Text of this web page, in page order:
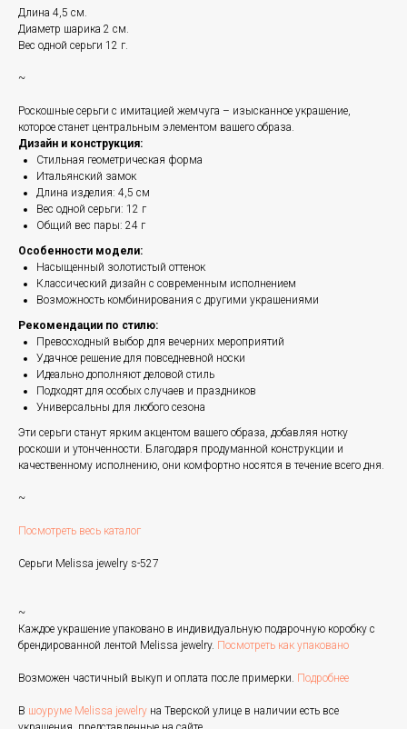
Длина 4,5 см.
Диаметр шарика 2 см.
Вес одной серьги 12 г.
~
Роскошные серьги с имитацией жемчуга – изысканное украшение,
которое станет центральным элементом вашего образа.
Дизайн и конструкция:
Стильная геометрическая форма
Итальянский замок
Длина изделия: 4,5 см
Вес одной серьги: 12 г
Общий вес пары: 24 г
Особенности модели:
Насыщенный золотистый оттенок
Классический дизайн с современным исполнением
Возможность комбинирования с другими украшениями
Рекомендации по стилю:
Превосходный выбор для вечерних мероприятий
Удачное решение для повседневной носки
Идеально дополняют деловой стиль
Подходят для особых случаев и праздников
Универсальны для любого сезона
Эти серьги станут ярким акцентом вашего образа, добавляя нотку
роскоши и утонченности. Благодаря продуманной конструкции и
качественному исполнению, они комфортно носятся в течение всего дня.
~
Посмотреть весь каталог
Серьги Melissa jewelry s-527
~
Каждое украшение упаковано в индивидуальную подарочную коробку с
брендированной лентой Melissa jewelry. Посмотреть как упаковано
Возможен частичный выкуп и оплата после примерки. Подробнее
В шоуруме Melissa jewelry на Тверской улице в наличии есть все